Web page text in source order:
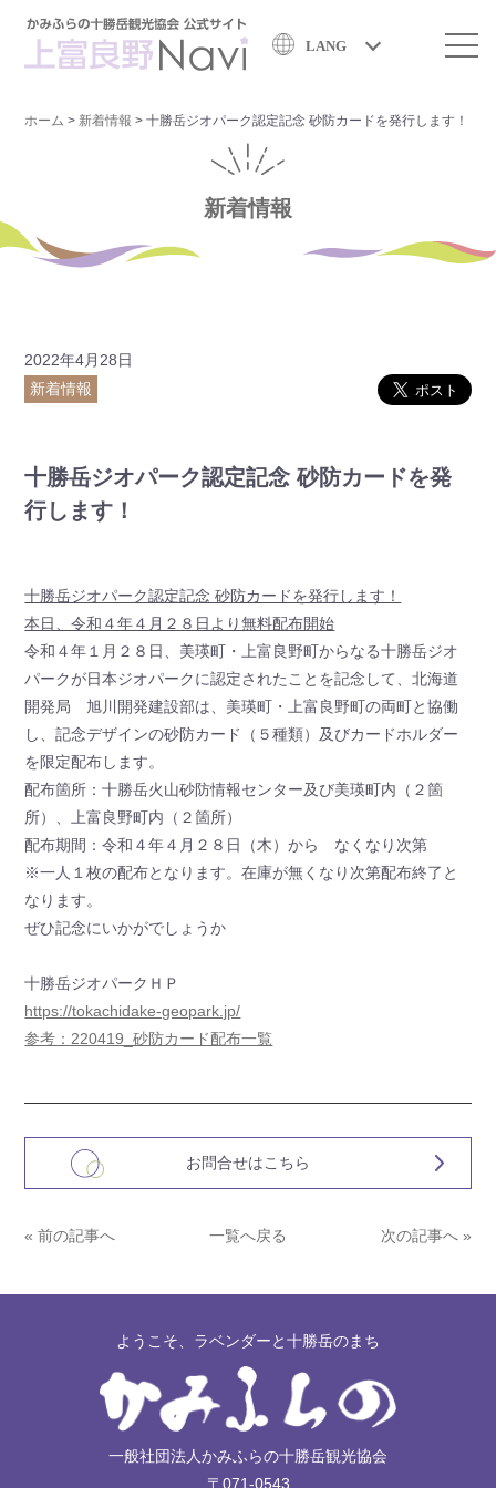
LANG
ホーム > 新着情報 >十勝岳ジオパーク認定記念 砂防カードを発行します！
新着情報
2022年4月28日
新着情報
十勝岳ジオパーク認定記念 砂防カードを発
行します！
十勝岳ジオパーク認定記念 砂防カードを発行します！
本日、令和４年４月２８日より無料配布開始
令和４年１月２８日、美瑛町・上富良野町からなる十勝岳ジオ
パークが日本ジオパークに認定されたことを記念して、北海道
開発局 旭川開発建設部は、美瑛町・上富良野町の両町と協働
し、記念デザインの砂防カード（５種類）及びカードホルダー
を限定配布します。
配布箇所：十勝岳火山砂防情報センター及び美瑛町内（２箇
所）、上富良野町内（２箇所）
配布期間：令和４年４月２８日（木）から なくなり次第
※一人１枚の配布となります。在庫が無くなり次第配布終了と
なります。
ぜひ記念にいかがでしょうか
十勝岳ジオパークＨＰ
https://tokachidake-geopark.jp/
参考：220419_砂防カード配布一覧
お問合せはこちら
« 前の記事へ 一覧へ戻る 次の記事へ »
ようこそ、ラベンダーと十勝岳のまち
一般社団法人かみふらの十勝岳観光協会
〒071-0543